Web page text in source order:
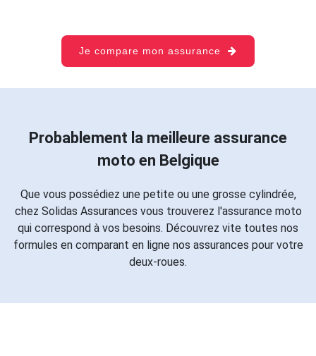
Je compare mon assurance
Probablement la meilleure assurance
moto en Belgique
Que vous possédiez une petite ou une grosse cylindrée,
chez Solidas Assurances vous trouverez l'assurance moto
qui correspond à vos besoins. Découvrez vite toutes nos
formules en comparant en ligne nos assurances pour votre
deux-roues.